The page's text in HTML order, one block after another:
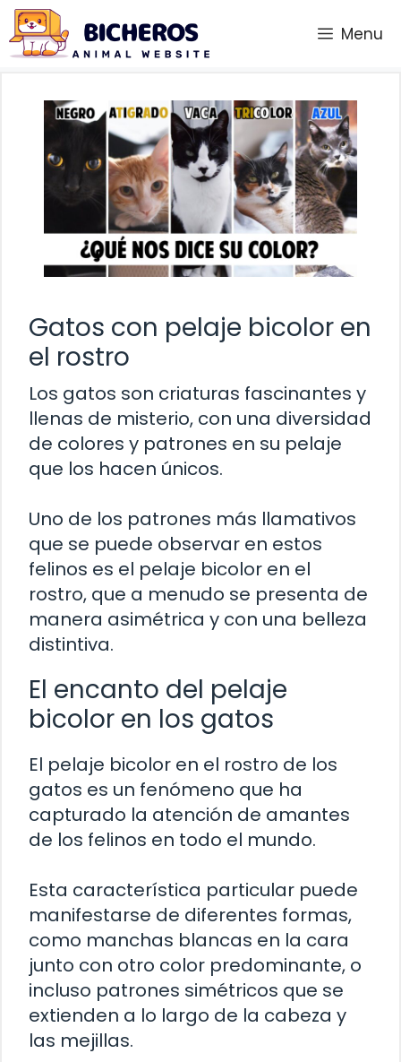
Saltar
al
contenido
Menu
Gatos con pelaje bicolor en
el rostro
Los gatos son criaturas fascinantes y
llenas de misterio, con una diversidad
de colores y patrones en su pelaje
que los hacen únicos.
Uno de los patrones más llamativos
que se puede observar en estos
felinos es el pelaje bicolor en el
rostro, que a menudo se presenta de
manera asimétrica y con una belleza
distintiva.
El encanto del pelaje
bicolor en los gatos
El pelaje bicolor en el rostro de los
gatos es un fenómeno que ha
capturado la atención de amantes
de los felinos en todo el mundo.
Esta característica particular puede
manifestarse de diferentes formas,
como manchas blancas en la cara
junto con otro color predominante, o
incluso patrones simétricos que se
extienden a lo largo de la cabeza y
las mejillas.